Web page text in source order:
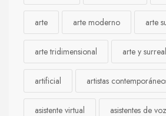
arte arte moderno arte
arte tridimensional arte y
artificial artistas
asistente virtual asistentes de voz